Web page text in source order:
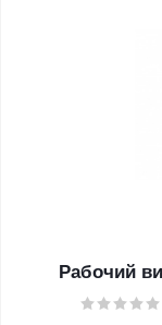
Рабочий